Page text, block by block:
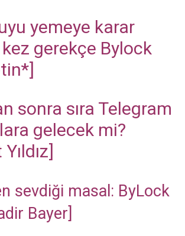
yemeye karar
gerekçe Bylock
sonra sıra Telegram
gelecek mi?
sevdiği masal: ByLock
Bayer]